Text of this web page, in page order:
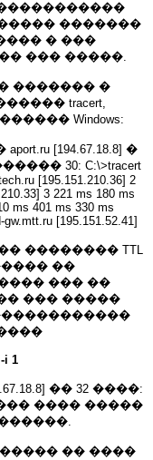
�������
� ���
��� �����.
������� �
tracert,
Windows:
[194.67.18.8] �
30: C:\>tracert
[195.151.210.36] 2
3 221 ms 180 ms
ms 401 ms 330 ms
[195.151.52.41]
�������� TTL
��
��� ��
��� �����
-i 1
�� 32 ����:
���� �����
�� ����